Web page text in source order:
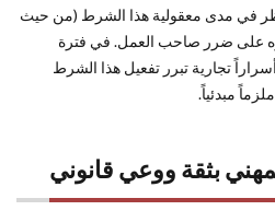
تنظر في مدى معقولية هذا الشرط (من حيث
على ضرر صاحب العمل. في فترة
تجارية تبرر تفعيل هذا الشرط
مبدئياً.
بثقة ووعي قانوني